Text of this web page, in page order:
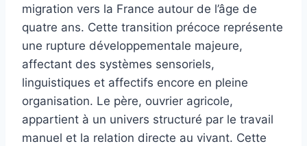
migration vers la France autour de l’âge de
quatre ans. Cette transition précoce représente
une rupture développementale majeure,
affectant des systèmes sensoriels,
linguistiques et affectifs encore en pleine
organisation. Le père, ouvrier agricole,
appartient à un univers structuré par le travail
manuel et la relation directe au vivant. Cette